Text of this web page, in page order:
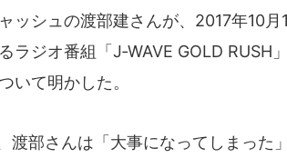
ッシュの渡部建さんが、2017年10
ラジオ番組「J‐WAVE GOLD
いて明かした。
渡部さんは「大事になってしまった